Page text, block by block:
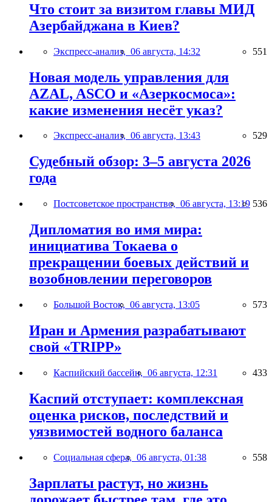
Что стоит за визитом главы МИД
Азербайджана в Киев?
Экспресс-анализ, 06 августа, 14:32 551
Новая модель управления для
AZAL, ASCO и «Азеркосмоса»:
какие изменения несёт указ?
Экспресс-анализ, 06 августа, 13:43 529
Судебный обзор: 3–5 августа 2026
года
Постсоветское пространство, 06 августа, 13:19 536
Дипломатия во имя мира:
инициатива Токаева о
прекращении боевых действий и
возобновлении переговоров
Большой Восток, 06 августа, 13:05 573
Иран и Армения разрабатывают
свой «TRIPP»
Каспийский бассейн, 06 августа, 12:31 433
Каспий отступает: комплексная
оценка рисков, последствий и
уязвимостей водного баланса
Социальная сфера, 06 августа, 01:38 558
Зарплаты растут, но жизнь